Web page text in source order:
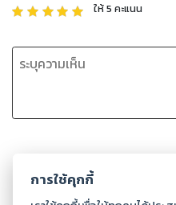
ให้5 คะแนน
การใช้คุกกี้